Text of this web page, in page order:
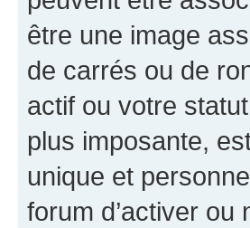
être une image
de carrés ou de
actif ou votre
plus imposante,
unique et
forum d’activer